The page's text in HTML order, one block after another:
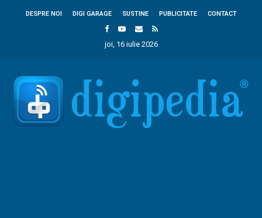
DESPRE NOI DIGI GARAGE SUSTINE PUBLICITATE CONTACT
joi, 16 iulie 2026